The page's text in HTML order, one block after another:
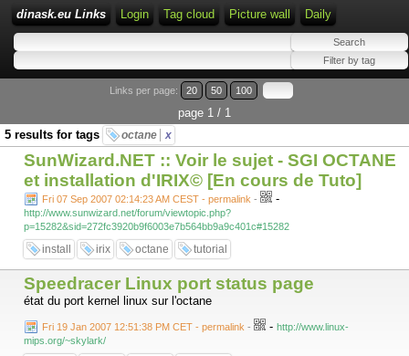
dinask.eu Links Login Tag cloud Picture wall Daily
Links per page: 20 50 100
page 1 / 1
5 results for tags
octane x
SunWizard.NET :: Voir le sujet - SGI OCTANE
et installation d'IRIX© [En cours de Tuto]
Fri 07 Sep 2007 02:14:23 AM CEST - permalink - -
http://www.sunwizard.net/forum/viewtopic.php?
p=15282&sid=272fc3920b9f6003e7b564bb9a9c401c#15282
install irix octane tutorial
Speedracer Linux port status page
état du port kernel linux sur l'octane
Fri 19 Jan 2007 12:51:38 PM CET - permalink - - http://www.linux-
mips.org/~skylark/